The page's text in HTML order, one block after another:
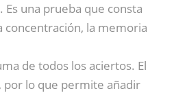
una prueba que consta
concentración, la memoria
de todos los aciertos. El
por lo que permite añadir